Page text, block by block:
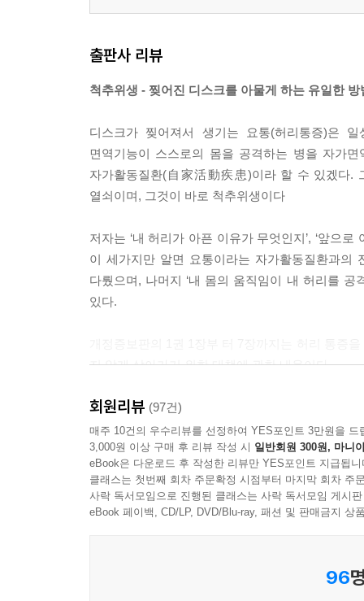
384 한국에서 우연히 만난 애덤스박사
388 허리 디스크의 상처가 없어진 것 본 적 있나요?
390 그럼, 내 허리디스크의 상처가 힐링되는 것은
391 그날이 언제 일까?
393 무슨 소리, 나는 1년이 지났는데도 조금도 낫지
395 디스크 상처 다시 찢는 ‘소매치기’ 찾아내기
399 교수님, 혹시 외계인이세요?
401 디스크에 새 생명을 주는 ‘참회의 시간’
402 왜 재발하는지 아는 60대여성
408 요점정리
11장 허리치료의 왕도 - 척추위생
410 척추위생? 그게 뭔데?
410 척추위생 어떻게 하라는 건가?
412 척추위생 - 요추전만을 최대화 하라
414 나는 요추전만 하면 안 되는데!
418 척추위생의 두 번째 관문 - 아픈데 어떻게 허리
출판사 리뷰
척추위생 - 찢어진 디스크를 아물게 하는 유일한 방
디스크가 찢어져서 생기는 요통(허리통증)은
면역기능이 스스로의 몸을 공격하는 병을 자가
자가활동질환(自家活動疾患)이라 할 수 있겠다.
열쇠이며, 그것이 바로 척추위생이다
저자는 ‘내 허리가 아픈 이유가 무엇인지’, ‘앞으
이 세가지만 알면 요통이라는 자가활동질환과
다뤘으며, 나머지 ‘내 몸의 움직임이 내 허리를
있다.
지 않게 살아가기 위한 대책에 관한 내용이다.
1~7장을 포함하는 ‘1권 내 허리 통증 해석하기’의
1장은 급성 요통과 관련한 내용으로 이 책을 읽
급성 요통으로 시작한 허리 통증 이 깊어지는 과정
2장은 디스크 탈출증의 자연 경과, 신전동작, 요추
어떻게 해석해야 하는지, 신경뿌리 염증 치료가
회원리뷰 (97건)
매주 10건의 우수리뷰를 선정하여 YES포인트 3만원을 드
3,000원 이상 구매 후 리뷰 작성 시 일반회원 300원, 마니
eBook은 다운로드 후 작성한 리뷰만 YES포인트 지급됩니
클래스는 첫번째 회차 주문확정 시점부터 마지막 회차 주
사락 독서모임으로 진행된 클래스는 사락 독서모임 게시
eBook 페이백, CD/LP, DVD/Blu-ray, 패션 및 판매금지 상
96